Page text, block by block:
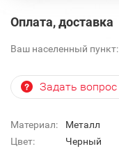
Оплата, доставка
Ваш населенный пункт:
Задать вопрос
Материал:
Металл
Цвет:
Черный